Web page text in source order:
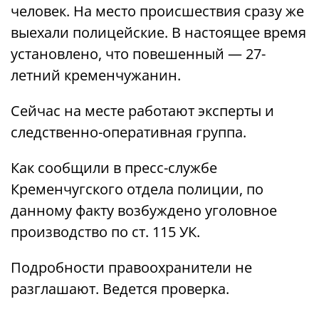
человек. На место происшествия сразу же
выехали полицейские. В настоящее время
установлено, что повешенный — 27-
летний кременчужанин.
Сейчас на месте работают эксперты и
следственно-оперативная группа.
Как сообщили в пресс-службе
Кременчугского отдела полиции, по
данному факту возбуждено уголовное
производство по ст. 115 УК.
Подробности правоохранители не
разглашают. Ведется проверка.